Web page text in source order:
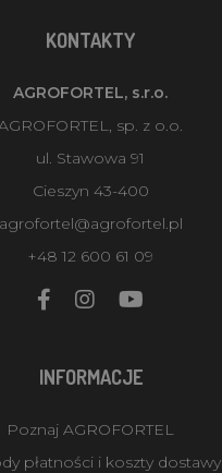
KONTAKTY
AGROFORTEL, s.r.o.
sp. z o.o.
ul. Stawowa 91
Cieszyn 43-400
agrofortel@agrofortel.pl
+48 12 600 61 09
INFORMACJE
Poznaj AGROFORTEL
płatności i koszty dostawy